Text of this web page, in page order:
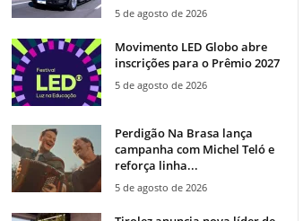
5 de agosto de 2026
Movimento LED Globo abre
inscrições para o Prêmio 2027
5 de agosto de 2026
Perdigão Na Brasa lança
campanha com Michel Teló e
reforça linha...
5 de agosto de 2026